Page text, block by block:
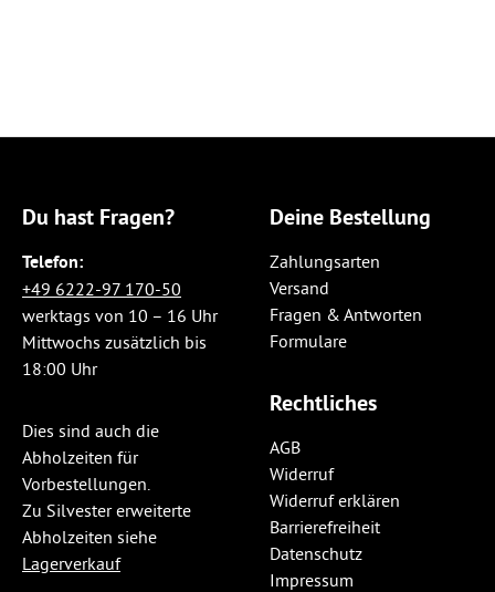
Du hast Fragen?
Telefon:
+49 6222-97 170-50
werktags von 10 – 16 Uhr
Mittwochs zusätzlich bis
18:00 Uhr
Dies sind auch die
Abholzeiten für
Vorbestellungen.
Zu Silvester erweiterte
Abholzeiten siehe
Lagerverkauf
Deine Bestellung
Zahlungsarten
Versand
Fragen & Antworten
Formulare
Rechtliches
AGB
Widerruf
Widerruf erklären
Barrierefreiheit
Datenschutz
Impressum